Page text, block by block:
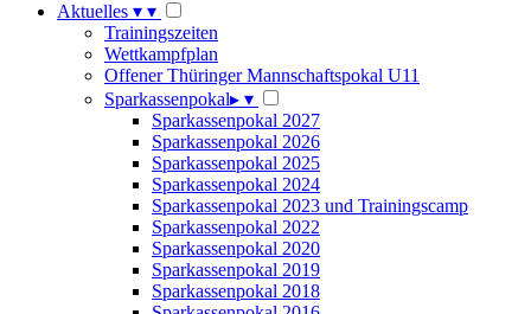
Aktuelles ▾ ▾
Trainingszeiten
Wettkampfplan
Offener Thüringer Mannschaftspokal U11
Sparkassenpokal▸ ▾
Sparkassenpokal 2027
Sparkassenpokal 2026
Sparkassenpokal 2025
Sparkassenpokal 2024
Sparkassenpokal 2023 und Trainingscamp
Sparkassenpokal 2022
Sparkassenpokal 2020
Sparkassenpokal 2019
Sparkassenpokal 2018